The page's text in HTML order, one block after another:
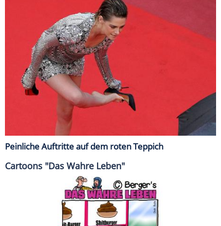
Peinliche Auftritte auf dem roten Teppich
Cartoons "Das Wahre Leben"